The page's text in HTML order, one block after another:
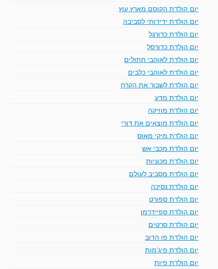
יום הולדת הקוסם מארץ עוץ
יום הולדת ידידותי לסביבה
יום הולדת כדורגל
יום הולדת כדורסל
יום הולדת לאוהבי חתולים
יום הולדת לאוהבי כלבים
יום הולדת לשבור את הקרח
יום הולדת מדע
יום הולדת מוזיקה
יום הולדת מוצאים את דורי
יום הולדת מיקי מאוס
יום הולדת מכבי אש
יום הולדת מכוניות
יום הולדת מסביב לעולם
יום הולדת נסיכה
יום הולדת ספורט
יום הולדת ספיידרמן
יום הולדת סרטים
יום הולדת פו הדוב
יום הולדת פיג'מות
יום הולדת פיות